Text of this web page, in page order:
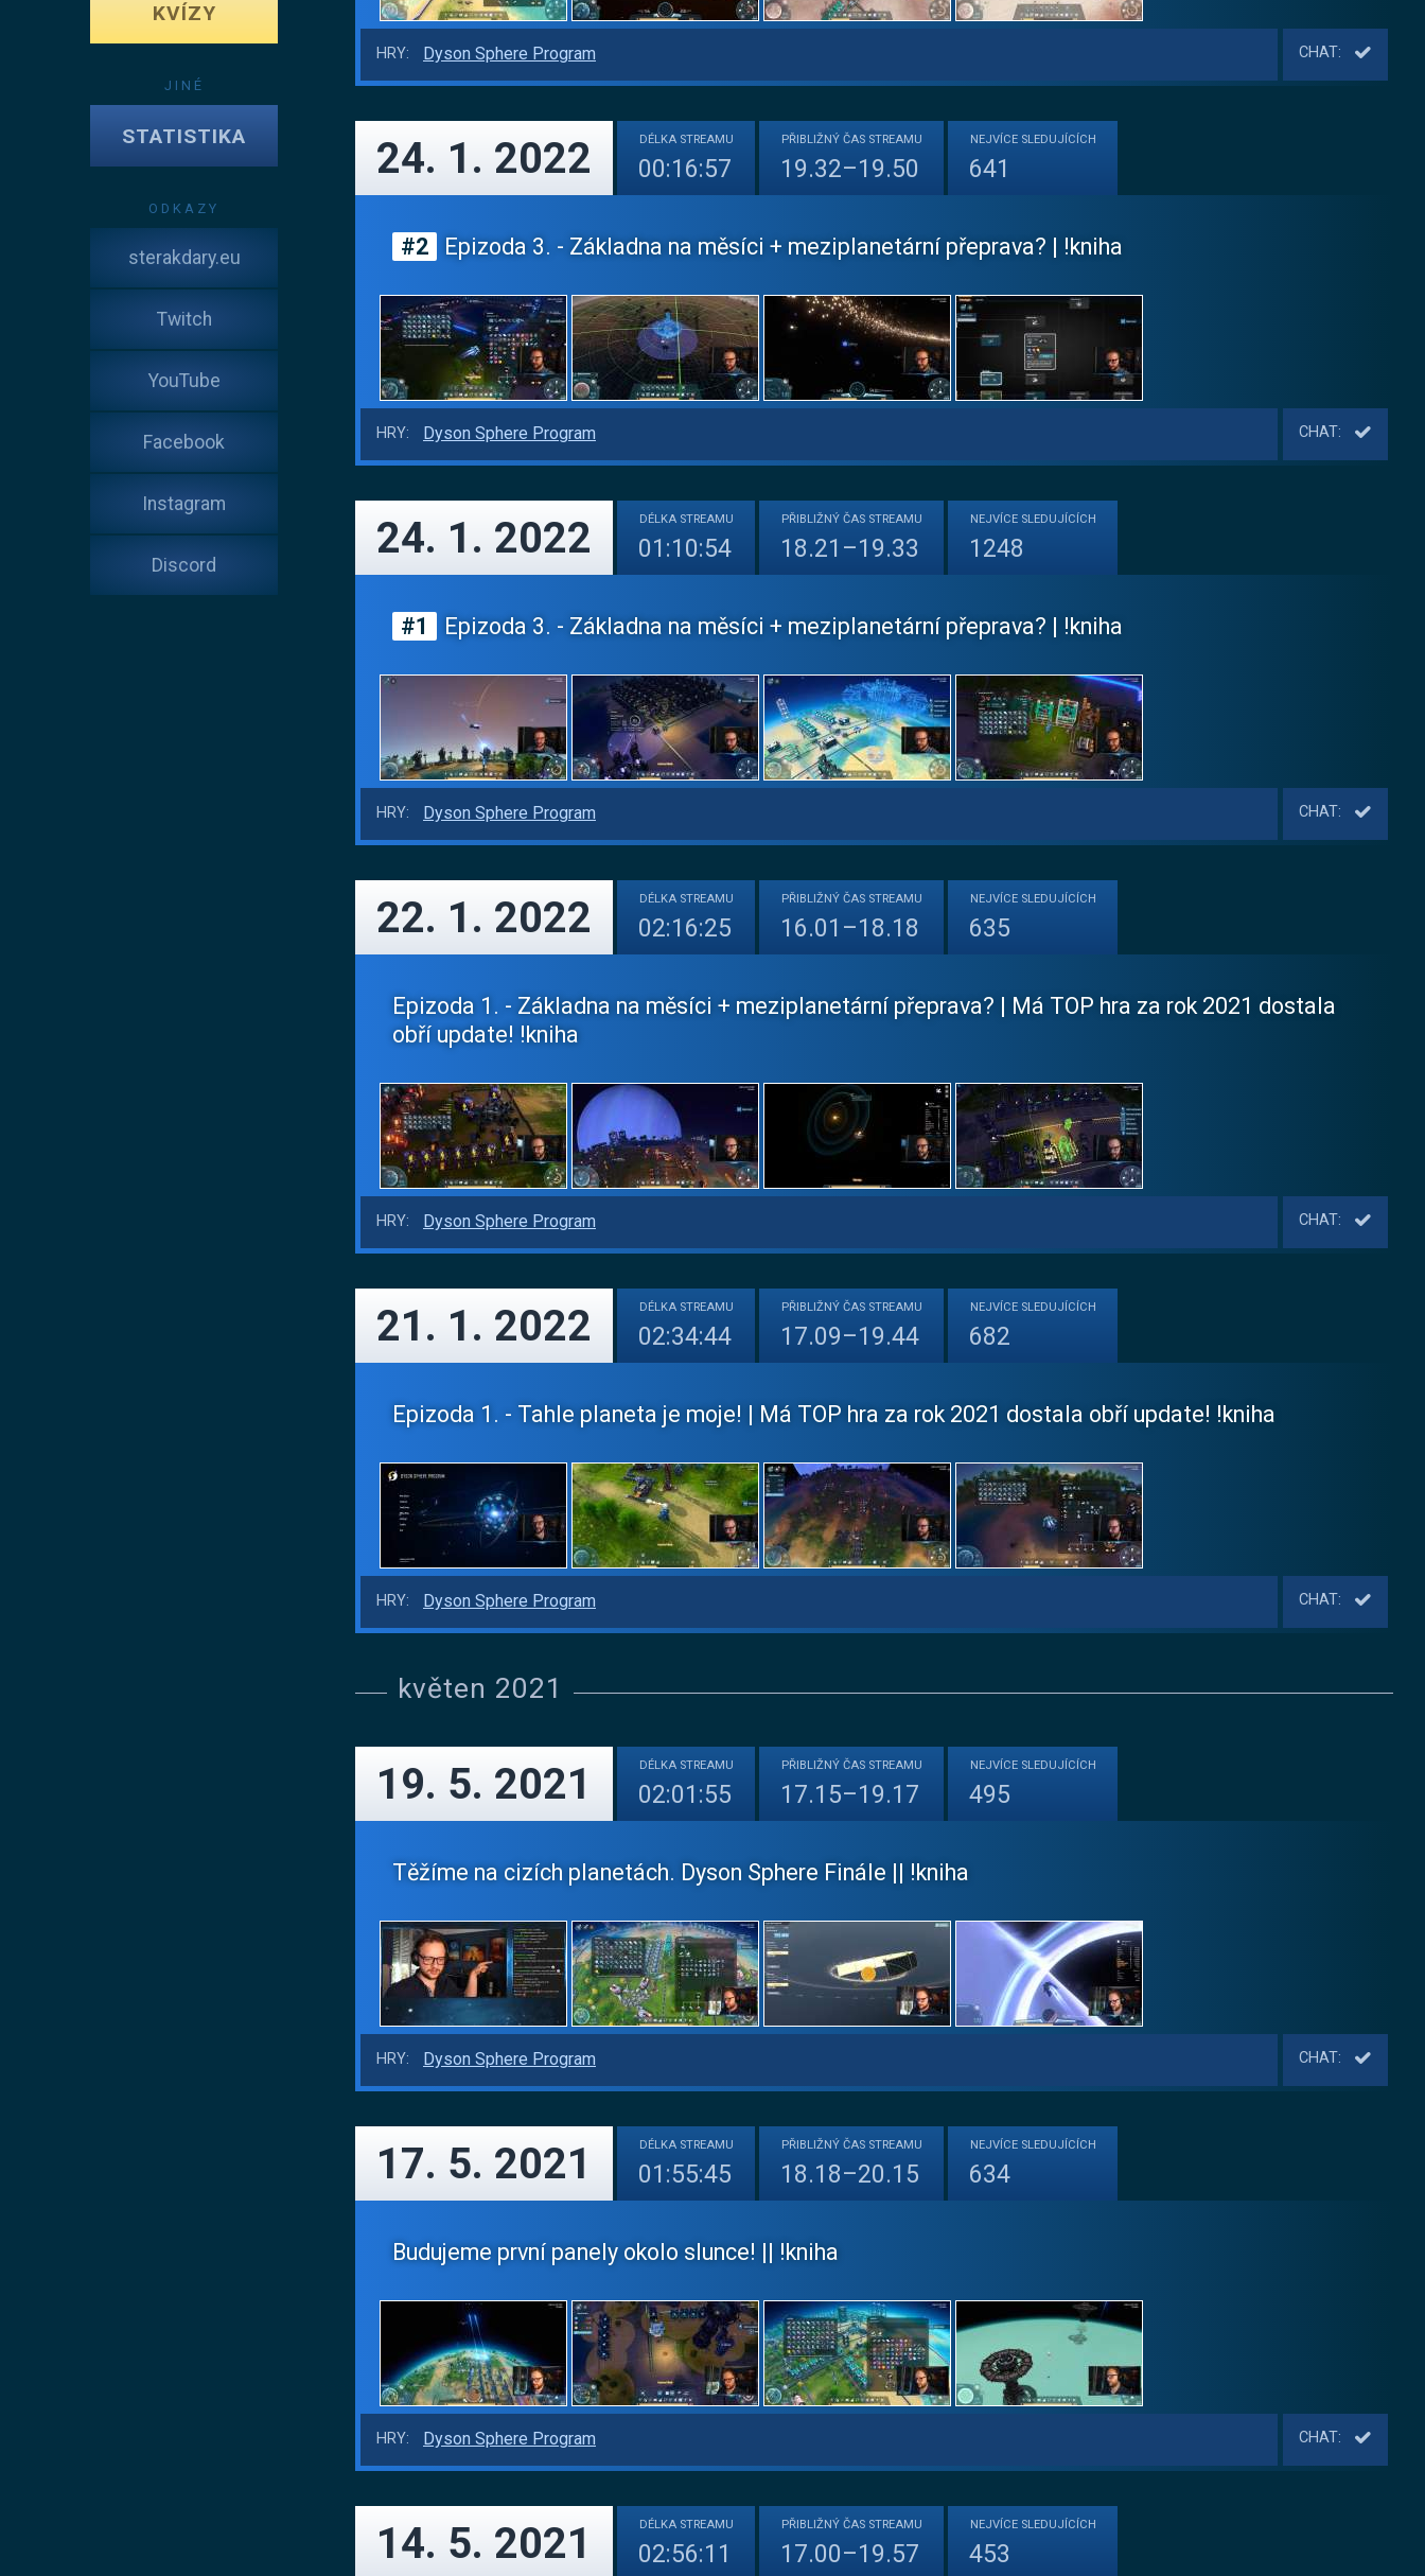
KVÍZY
JINÉ
STATISTIKA
ODKAZY
sterakdary.eu
Twitch
YouTube
Facebook
Instagram
Discord
HRY: Dyson Sphere Program CHAT:
24. 1. 2022 DÉLKA STREAMU
00:16:57
PŘIBLIŽNÝ ČAS STREAMU
19.32–19.50
NEJVÍCE SLEDUJÍCÍCH
641
#2 Epizoda 3. - Základna na měsíci + meziplanetární přeprava? | !kniha
HRY: Dyson Sphere Program CHAT:
24. 1. 2022 DÉLKA STREAMU
01:10:54
PŘIBLIŽNÝ ČAS STREAMU
18.21–19.33
NEJVÍCE SLEDUJÍCÍCH
1248
#1 Epizoda 3. - Základna na měsíci + meziplanetární přeprava? | !kniha
HRY: Dyson Sphere Program CHAT:
22. 1. 2022 DÉLKA STREAMU
02:16:25
PŘIBLIŽNÝ ČAS STREAMU
16.01–18.18
NEJVÍCE SLEDUJÍCÍCH
635
Epizoda 1. - Základna na měsíci + meziplanetární přeprava? | Má TOP hra za rok 2021 dostala
obří update! !kniha
HRY: Dyson Sphere Program CHAT:
21. 1. 2022 DÉLKA STREAMU
02:34:44
PŘIBLIŽNÝ ČAS STREAMU
17.09–19.44
NEJVÍCE SLEDUJÍCÍCH
682
Epizoda 1. - Tahle planeta je moje! | Má TOP hra za rok 2021 dostala obří update! !kniha
HRY: Dyson Sphere Program CHAT:
květen 2021
19. 5. 2021 DÉLKA STREAMU
02:01:55
PŘIBLIŽNÝ ČAS STREAMU
17.15–19.17
NEJVÍCE SLEDUJÍCÍCH
495
Těžíme na cizích planetách. Dyson Sphere Finále || !kniha
HRY: Dyson Sphere Program CHAT:
17. 5. 2021 DÉLKA STREAMU
01:55:45
PŘIBLIŽNÝ ČAS STREAMU
18.18–20.15
NEJVÍCE SLEDUJÍCÍCH
634
Budujeme první panely okolo slunce! || !kniha
HRY: Dyson Sphere Program CHAT:
14. 5. 2021 DÉLKA STREAMU
02:56:11
PŘIBLIŽNÝ ČAS STREAMU
17.00–19.57
NEJVÍCE SLEDUJÍCÍCH
453